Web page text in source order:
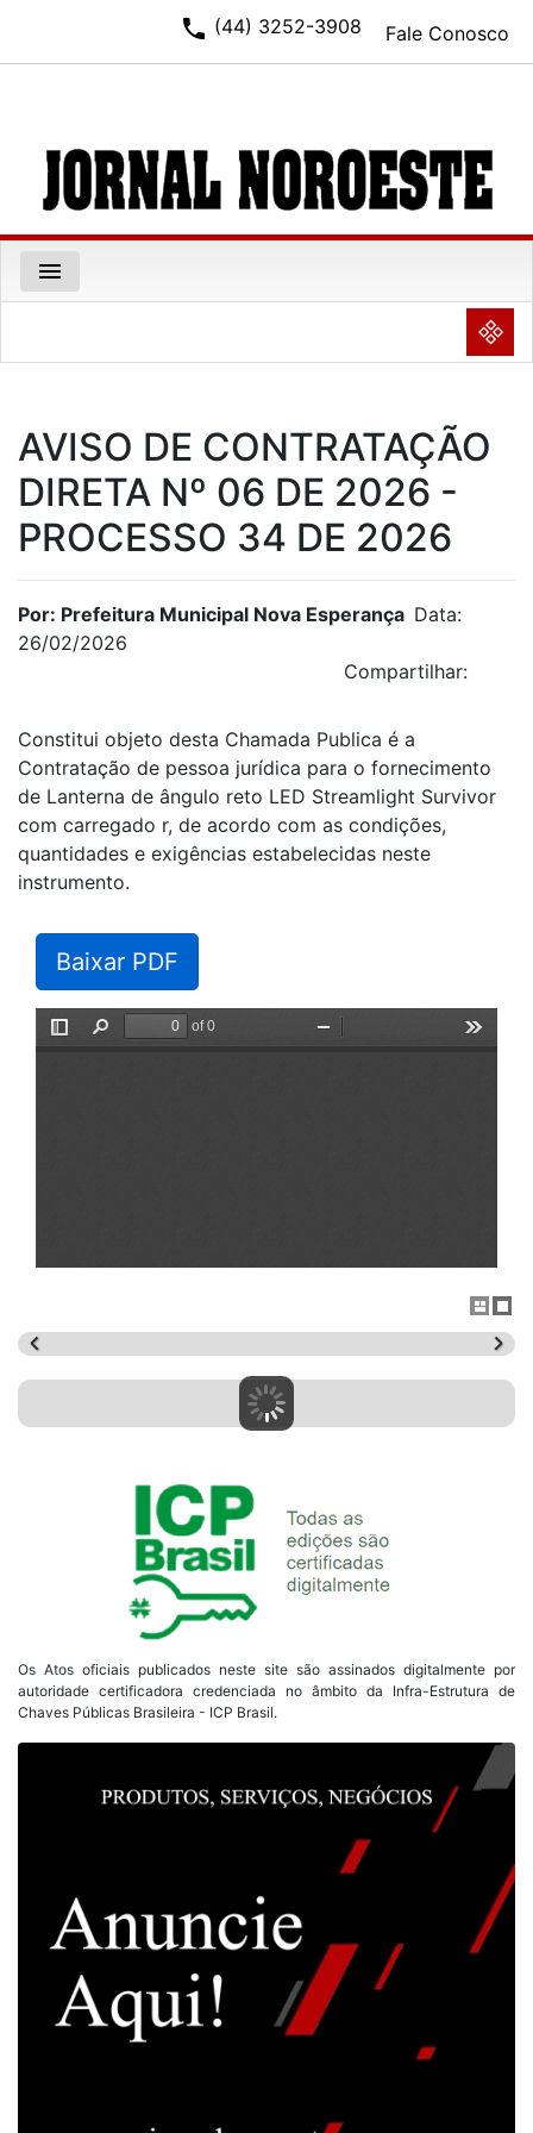
Fale Conosco
phone (44) 3252-3908
menu
NULL
AVISO DE CONTRATAÇÃO
DIRETA Nº 06 DE 2026 -
PROCESSO 34 DE 2026
Por: Prefeitura Municipal Nova Esperança Data:
26/02/2026
Compartilhar:
Constitui objeto desta Chamada Publica é a
Contratação de pessoa jurídica para o fornecimento
de Lanterna de ângulo reto LED Streamlight Survivor
com carregado r, de acordo com as condições,
quantidades e exigências estabelecidas neste
instrumento.
Baixar PDF
Os Atos oficiais publicados neste site são assinados digitalmente por
autoridade certificadora credenciada no âmbito da Infra-Estrutura de
Chaves Públicas Brasileira - ICP Brasil.